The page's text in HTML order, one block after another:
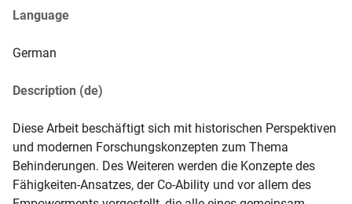
Language
German
Description (de)
Diese Arbeit beschäftigt sich mit historischen Perspektiven
und modernen Forschungskonzepten zum Thema
Behinderungen. Des Weiteren werden die Konzepte des
Fähigkeiten-Ansatzes, der Co-Ability und vor allem des